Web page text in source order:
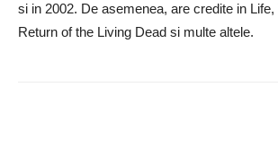
si in 2002. De asemenea, are credite in Life,
Return of the Living Dead si multe altele.